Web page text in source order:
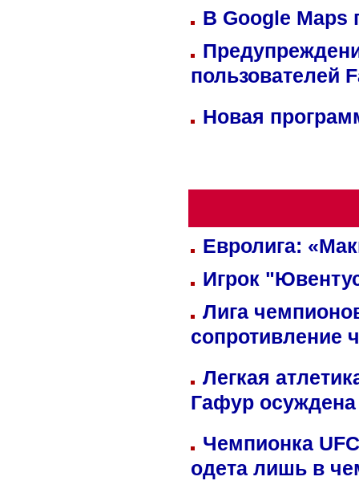
В Google Maps
пользователей
Новая
Евролига:
Игрок
Лига
сопротивление
Легкая
Гафур осуждена
Чемпионка
одета лишь в